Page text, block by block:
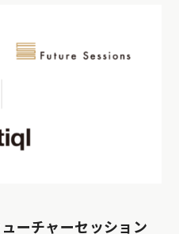
ーチャーセッション